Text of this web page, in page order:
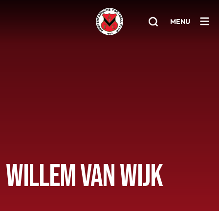
MENU
Clubinfo
Nieuwsoverzicht
WILLEM VAN WIJK